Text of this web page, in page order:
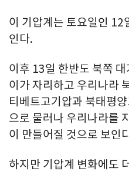
이 기압계는 토요일인 12
인다.
이후 13일 한반도 북쪽
이가 자리하고 우리나라
티베트고기압과 북태평
으로 물러나 우리나라를
이 만들어질 것으로 보인
하지만 기압계 변화에도